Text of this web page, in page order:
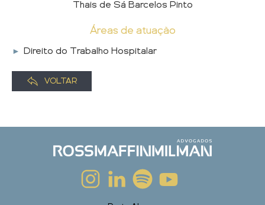
Thais de Sá Barcelos Pinto
Áreas de atuação
Direito do Trabalho Hospitalar
VOLTAR